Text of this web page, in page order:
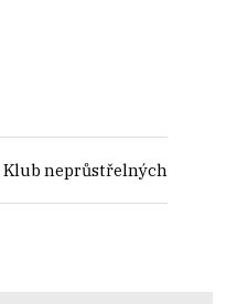
Klub neprůstřelných